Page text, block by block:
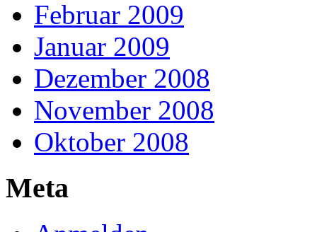
Februar 2009
Januar 2009
Dezember 2008
November 2008
Oktober 2008
Meta